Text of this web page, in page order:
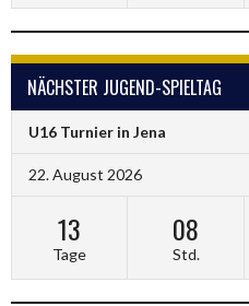
NÄCHSTER JUGEND-SPIELTAG
U16 Turnier in Jena
22. August 2026
13
Tage
08
Std.